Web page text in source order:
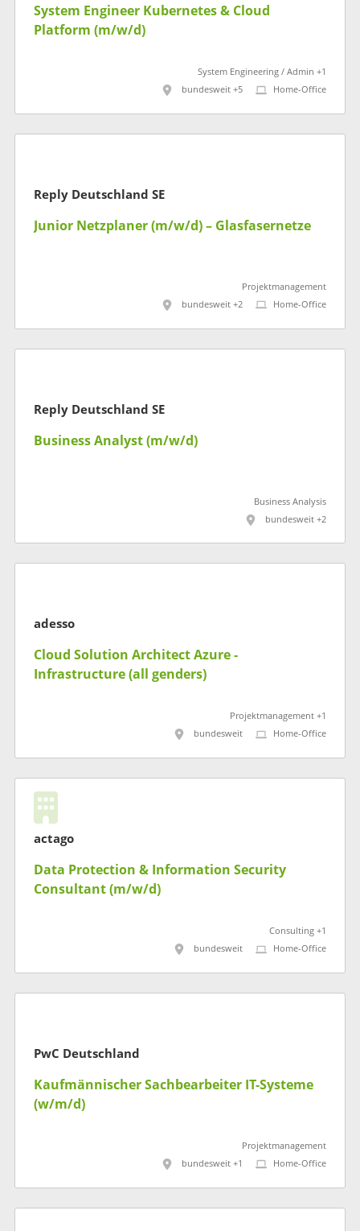
System Engineer Kubernetes & Cloud
Platform (m/w/d)
System Engineering / Admin +1
bundesweit +5
Home-Office
Reply Deutschland SE
Junior Netzplaner (m/w/d) – Glasfasernetze
Projektmanagement
bundesweit +2
Home-Office
Reply Deutschland SE
Business Analyst (m/w/d)
Business Analysis
bundesweit +2
adesso
Cloud Solution Architect Azure -
Infrastructure (all genders)
Projektmanagement +1
bundesweit
Home-Office
actago
Data Protection & Information Security
Consultant (m/w/d)
Consulting +1
bundesweit
Home-Office
PwC Deutschland
Kaufmännischer Sachbearbeiter IT-Systeme
(w/m/d)
Projektmanagement
bundesweit +1
Home-Office